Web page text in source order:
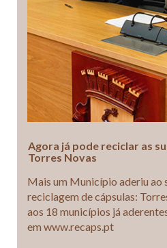
Agora já pode reciclar as
Torres Novas
Mais um Município aderiu ao
reciclagem de cápsulas:
aos 18 municípios já
em www.recaps.pt